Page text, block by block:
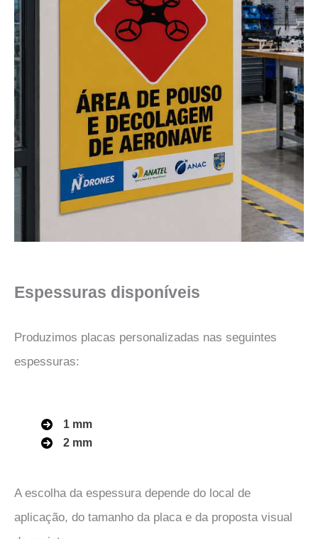
Espessuras disponíveis
Produzimos placas personalizadas nas seguintes
espessuras:
1 mm
2 mm
A escolha da espessura depende do local de
aplicação, do tamanho da placa e da proposta visual